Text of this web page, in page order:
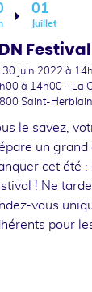
01
Juillet
Festival
30 juin 2022 à
à 14h00 - La
Saint-
le savez,
un grand
cet été :
! Ne
vous
pour